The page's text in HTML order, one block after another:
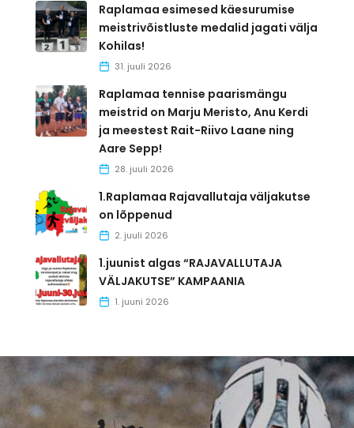
Raplamaa esimesed käesurumise
meistrivõistluste medalid jagati välja
Kohilas!
31. juuli 2026
Raplamaa tennise paarismängu
meistrid on Marju Meristo, Anu Kerdi
ja meestest Rait-Riivo Laane ning
Aare Sepp!
28. juuli 2026
1.Raplamaa Rajavallutaja väljakutse
on lõppenud
2. juuli 2026
1.juunist algas “RAJAVALLUTAJA
VÄLJAKUTSE” KAMPAANIA
1. juuni 2026